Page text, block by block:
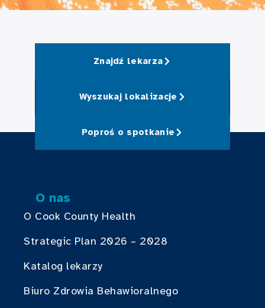
Znajdź lekarza
Wyszukaj lokalizacje
Poproś o spotkanie
O nas
O Cook County Health
Strategic Plan 2026 – 2028
Katalog lekarzy
Biuro Zdrowia Behawioralnego